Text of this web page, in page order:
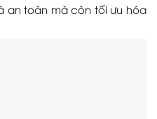
an toàn mà còn tối ưu hóa